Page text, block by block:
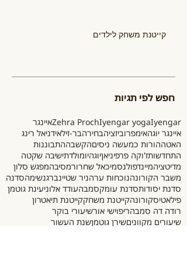
קייטנת משחק לילדים
חפש לפי תגיות
Iyengar
Iyengar yoga
Zehra Prochאיינגר
איינגר יוגהאימפרוביזציהבחירהבר-זילאידניאל רינג
האטההורות כמעשה ניסיםהקשבההתבוננות
התחדשותז'וקה פרפיניאןיוגהיומולדתישיבה שקטה
מדיטציהמיינדפולנסמיכאל שחרורמסיבהמפגש סלון
משבר הקורונהנוכחות ערהניר שטיינברגנשימהסדנה
סדנת יסודותסדנת עומקסמבהעודד אלוניעינת גוטמן
פילאטיסקורונהקייטנת משחקקייטנת תיאטרון
רודה דה סמבהריפוישי אורשיעורי בוקר
שיעורים מקווניםשירן גוטמןשנת העשור